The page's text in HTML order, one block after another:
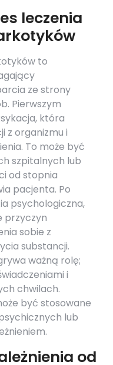
leczenia
to
ze strony
Pierwszym
która
z organizmu i
To może być
szpitalnych lub
od stopnia
pacjenta. Po
psychologiczna,
przyczyn
sobie z
substancji.
ważną rolę;
i
chwilach.
być stosowane
lub
od